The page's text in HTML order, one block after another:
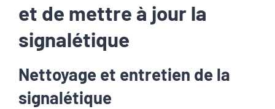
et de mettre à jour la
signalétique
Nettoyage et entretien de la
signalétique